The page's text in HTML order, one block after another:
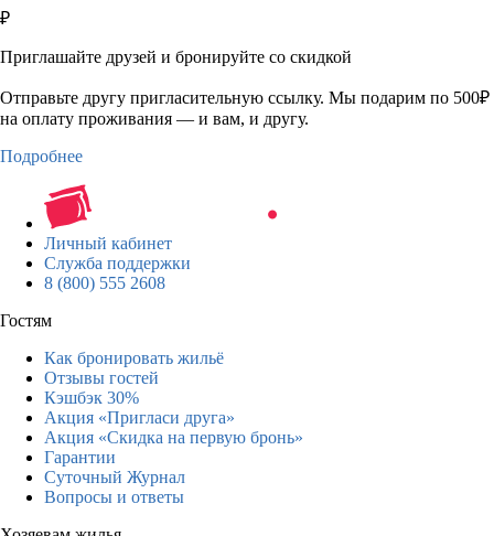
₽
Приглашайте друзей и бронируйте со скидкой
Отправьте другу пригласительную ссылку. Мы подарим по 500₽
на оплату проживания — и вам, и другу.
Подробнее
Личный кабинет
Служба поддержки
8 (800) 555 2608
Гостям
Как бронировать жильё
Отзывы гостей
Кэшбэк 30%
Акция «Пригласи друга»
Акция «Скидка на первую бронь»
Гарантии
Суточный Журнал
Вопросы и ответы